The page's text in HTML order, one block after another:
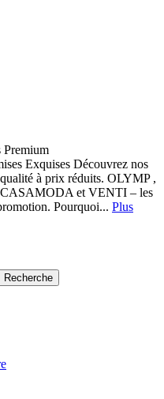
Premium
Exquises Découvrez nos
à prix réduits. OLYMP ,
et VENTI – les
Pourquoi... Plus
Recherche